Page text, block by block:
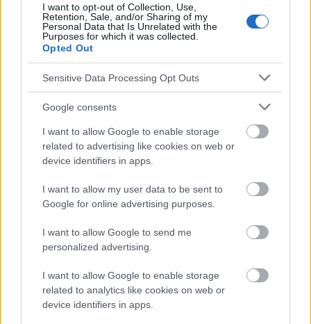
I want to opt-out of Collection, Use,
Retention, Sale, and/or Sharing of my
Personal Data that Is Unrelated with the
Purposes for which it was collected.
Opted Out
Sensitive Data Processing Opt Outs
Google consents
I want to allow Google to enable storage
related to advertising like cookies on web or
device identifiers in apps.
I want to allow my user data to be sent to
Google for online advertising purposes.
I want to allow Google to send me
personalized advertising.
I want to allow Google to enable storage
related to analytics like cookies on web or
device identifiers in apps.
français polskim
El contenido y los materiales de este sitio son de carácter
educativo e informativo. El editor y los redactores del sitio no son
los consejos y sugerencias incluidos en este sitio web consúltalo
Publicidad: